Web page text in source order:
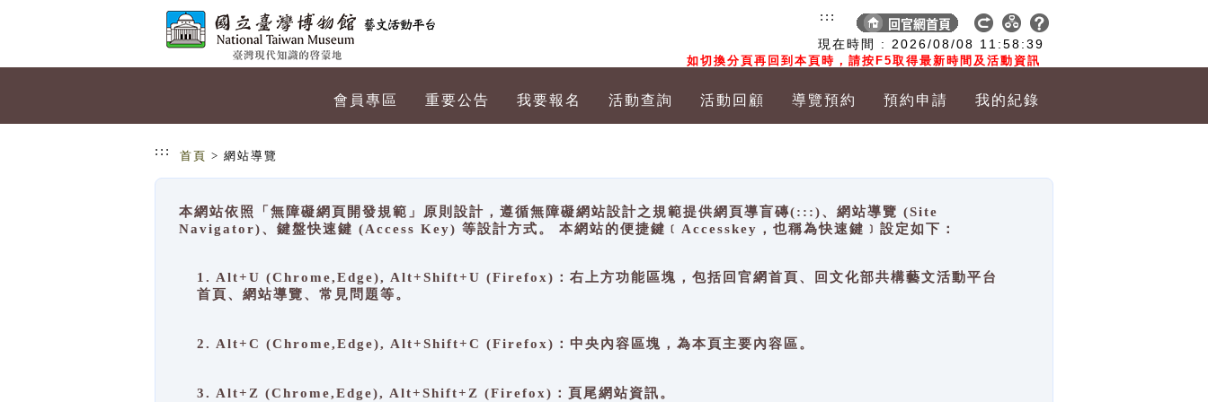
現在時間 : 2026/08/08 11:58:40
如切換分頁再回到本頁時，請按F5取得最新時間及活動資訊
:::
會員專區 重要公告 我要報名 活動查詢 活動回顧 導覽預約 預約申請 我的紀錄
::: 首頁 > 網站導覽
本網站依照「無障礙網頁開發規範」原則設計，遵循無障礙網站設計之規範提供網頁導盲磚(:::)、網站導覽 (Site
Navigator)、鍵盤快速鍵 (Access Key) 等設計方式。 本網站的便捷鍵﹝Accesskey，也稱為快速鍵﹞設定如下：
1. Alt+U (Chrome,Edge), Alt+Shift+U (Firefox)：右上方功能區塊，包括回官網首頁、回文化部共構藝文活動平台
首頁、網站導覽、常見問題等。
2. Alt+C (Chrome,Edge), Alt+Shift+C (Firefox)：中央內容區塊，為本頁主要內容區。
3. Alt+Z (Chrome,Edge), Alt+Shift+Z (Firefox)：頁尾網站資訊。